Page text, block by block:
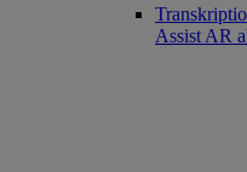
Assist AR